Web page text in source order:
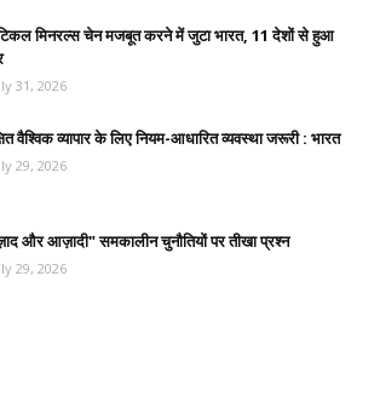
मिनरल्स चेन मजबूत करने में जुटा भारत, 11 देशों से हुआ
31, 2026
वैश्विक व्यापार के लिए नियम-आधारित व्यवस्था जरूरी : भारत
29, 2026
और आज़ादी" समकालीन चुनौतियों पर तीखा प्रश्न
29, 2026